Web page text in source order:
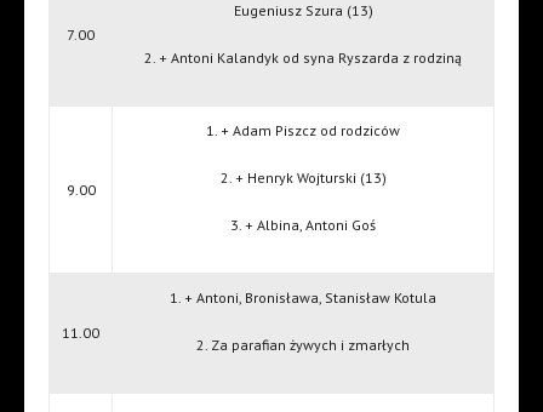
7.00
Eugeniusz Szura (13)
2. + Antoni Kalandyk od syna Ryszarda z rodziną
9.00
1. + Adam Piszcz od rodziców
2. + Henryk Wojturski (13)
3. + Albina, Antoni Goś
11.00
1. + Antoni, Bronisława, Stanisław Kotula
2. Za parafian żywych i zmarłych